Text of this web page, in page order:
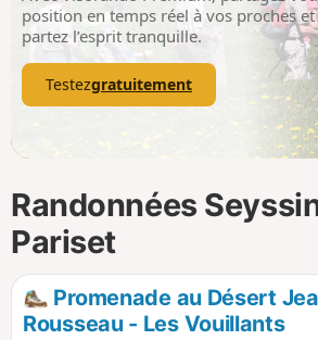
position en temps réel à vos proches et
partez l’esprit tranquille.
Testezgratuitement
Randonnées
Pariset
Promenade au Désert
Rousseau - Les Vouillants